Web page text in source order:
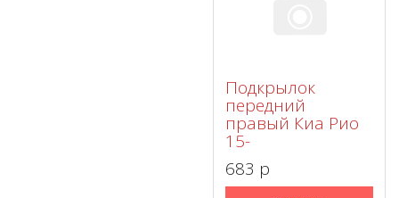
Подкрылок
передний
правый Киа Рио
15-
683 p